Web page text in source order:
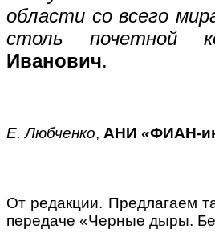
области со всего
столь почетной
Иванович.
Е. Любченко, АНИ «ФИАН-
От редакции. Предлагаем
передаче «Черные дыры.